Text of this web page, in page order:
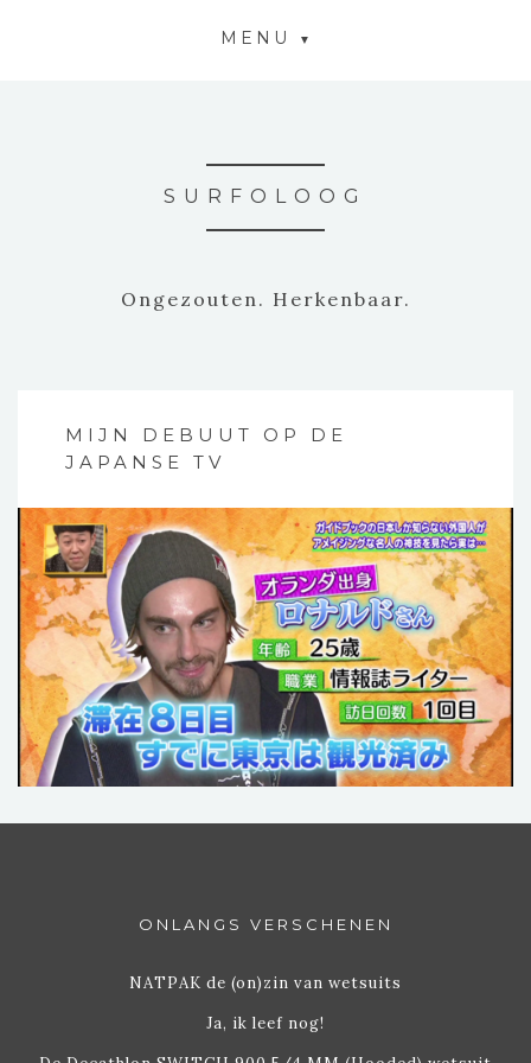
MENU
SURFOLOOG
Ongezouten. Herkenbaar.
MIJN DEBUUT OP DE
JAPANSE TV
ONLANGS VERSCHENEN
NATPAK de (on)zin van wetsuits
Ja, ik leef nog!